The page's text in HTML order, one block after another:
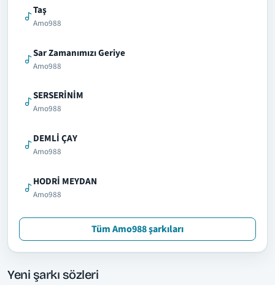
Taş
Amo988
Sar Zamanımızı Geriye
Amo988
SERSERİNİM
Amo988
DEMLİ ÇAY
Amo988
HODRİ MEYDAN
Amo988
Tüm Amo988 şarkıları
Yeni şarkı sözleri